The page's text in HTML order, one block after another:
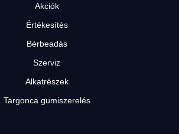
Akciók
Értékesítés
Bérbeadás
Szerviz
Alkatrészek
Targonca gumiszerelés